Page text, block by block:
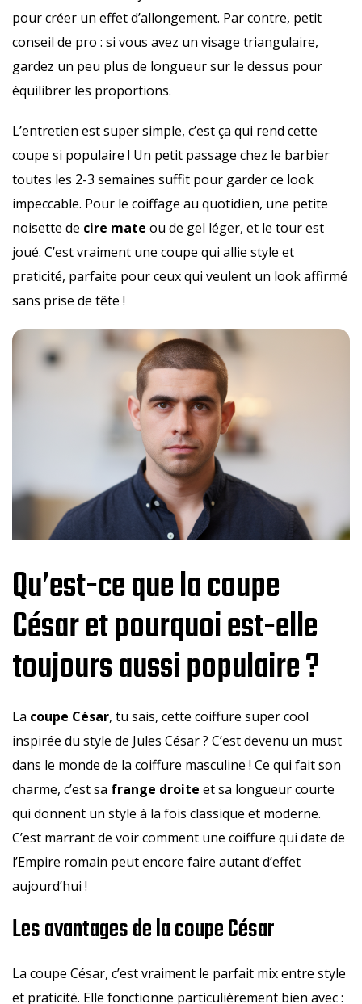
pour créer un effet d’allongement. Par contre, petit
conseil de pro : si vous avez un visage triangulaire,
gardez un peu plus de longueur sur le dessus pour
équilibrer les proportions.
L’entretien est super simple, c’est ça qui rend cette
coupe si populaire ! Un petit passage chez le barbier
toutes les 2-3 semaines suffit pour garder ce look
impeccable. Pour le coiffage au quotidien, une petite
noisette de cire mate ou de gel léger, et le tour est
joué. C’est vraiment une coupe qui allie style et
praticité, parfaite pour ceux qui veulent un look affirmé
sans prise de tête !
Qu’est-ce que la coupe
César et pourquoi est-elle
toujours aussi populaire ?
La coupe César, tu sais, cette coiffure super cool
inspirée du style de Jules César ? C’est devenu un must
dans le monde de la coiffure masculine ! Ce qui fait son
charme, c’est sa frange droite et sa longueur courte
qui donnent un style à la fois classique et moderne.
C’est marrant de voir comment une coiffure qui date de
l’Empire romain peut encore faire autant d’effet
aujourd’hui !
Les avantages de la coupe César
La coupe César, c’est vraiment le parfait mix entre style
et praticité. Elle fonctionne particulièrement bien avec :